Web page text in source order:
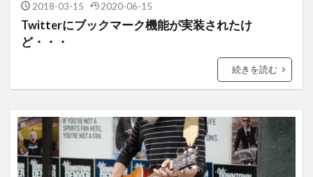
2018-03-15 2020-06-15
Twitterにブックマーク機能が実装されたけ
ど・・・
続きを読む